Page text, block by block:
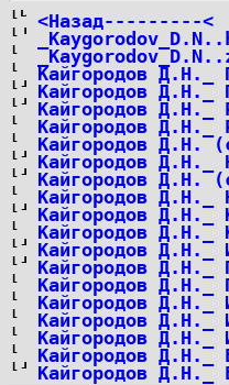
<Назад---------<
Кайгородов Д.Н._
Кайгородов Д.Н._
Кайгородов Д.Н._
Кайгородов Д.Н._
Кайгородов Д.Н.
Кайгородов Д.Н._
Кайгородов Д.Н.
Кайгородов Д.Н._
Кайгородов Д.Н._
Кайгородов Д.Н._
Кайгородов Д.Н._
Кайгородов Д.Н._
Кайгородов Д.Н._
Кайгородов Д.Н._
Кайгородов Д.Н._
Кайгородов Д.Н._
Кайгородов Д.Н._
Кайгородов Д.Н._